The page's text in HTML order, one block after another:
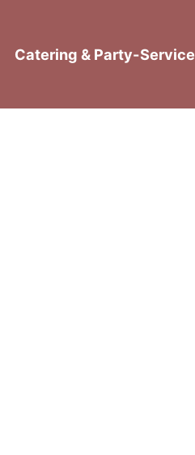
Catering & Party-Service